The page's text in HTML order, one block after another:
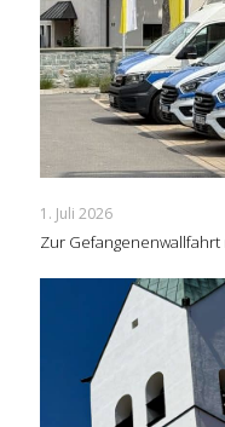
1. Juli 2026
Zur